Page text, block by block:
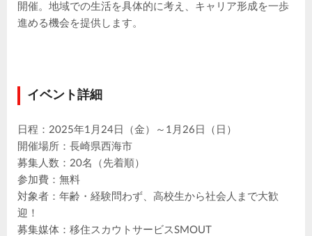
開催。地域での生活を具体的に考え、キャリア形成を一歩
進める機会を提供します。
イベント詳細
日程：2025年1月24日（金）～1月26日（日）
開催場所：長崎県西海市
募集人数：20名（先着順）
参加費：無料
対象者：年齢・経験問わず、高校生から社会人まで大歓
迎！
募集媒体：移住スカウトサービスSMOUT